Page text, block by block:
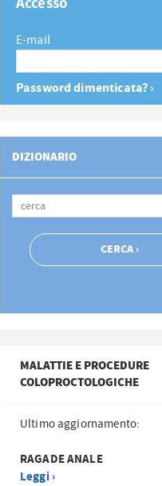
E-mail
Password dimenticata? ›
DIZIONARIO
MALATTIE E PROCEDURE
COLOPROCTOLOGICHE
Ultimo aggiornamento:
RAGADE ANALE
Leggi ›